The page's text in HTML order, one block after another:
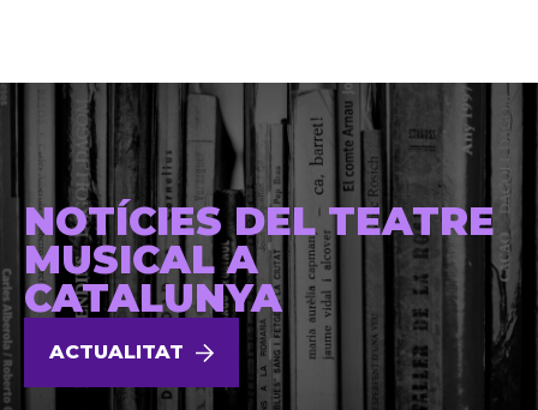
NOTÍCIES DEL TEATRE
MUSICAL A
CATALUNYA
ACTUALITAT